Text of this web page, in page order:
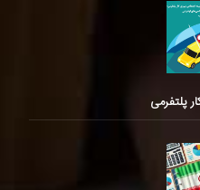
پلتفرمی